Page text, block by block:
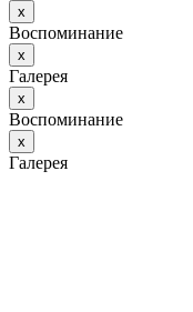
х
Воспоминание
х
Галерея
х
Воспоминание
х
Галерея